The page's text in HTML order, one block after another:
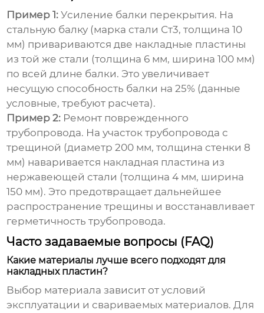
Пример 1: Усиление балки перекрытия. На
стальную балку (марка стали Ст3, толщина 10
мм) привариваются две накладные пластины
из той же стали (толщина 6 мм, ширина 100 мм)
по всей длине балки. Это увеличивает
несущую способность балки на 25% (данные
условные, требуют расчета).
Пример 2: Ремонт поврежденного
трубопровода. На участок трубопровода с
трещиной (диаметр 200 мм, толщина стенки 8
мм) наваривается накладная пластина из
нержавеющей стали (толщина 4 мм, ширина
150 мм). Это предотвращает дальнейшее
распространение трещины и восстанавливает
герметичность трубопровода.
Часто задаваемые вопросы (FAQ)
Какие материалы лучше всего подходят для
накладных пластин?
Выбор материала зависит от условий
эксплуатации и свариваемых материалов. Для